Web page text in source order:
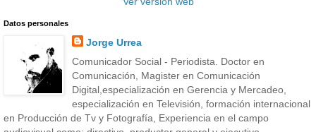
Datos personales
Jorge Urrea
Comunicador Social - Periodista. Doctor en
Comunicación, Magister en Comunicación
Digital,especialización en Gerencia y Mercadeo,
especialización en Televisión, formación internacional
en Producción de Tv y Fotografía, Experiencia en el campo